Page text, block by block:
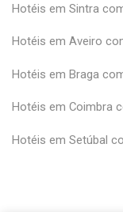
Hotéis em Sintra
Hotéis em Aveiro
Hotéis em Braga
Hotéis em Coimbra
Hotéis em Setúbal